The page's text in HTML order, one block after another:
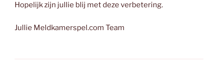
Hopelijk zijn jullie blij met deze verbetering.
Jullie Meldkamerspel.com Team